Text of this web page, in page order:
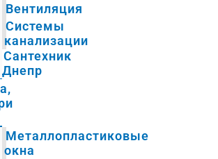
Вентиляция
Системы
канализации
Сантехник
Днепр
Металлопластиковые
окна